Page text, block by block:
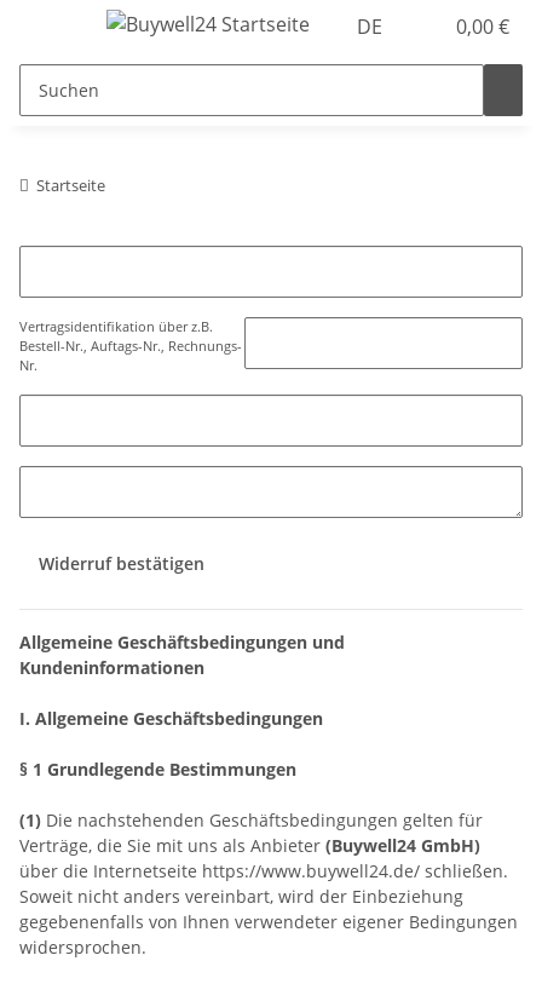
DE 0,00 €
Startseite
Vertragsidentifikation über z.B.
Bestell-Nr., Auftags-Nr., Rechnungs-
Nr.
Widerruf bestätigen
Allgemeine Geschäftsbedingungen und
Kundeninformationen
I. Allgemeine Geschäftsbedingungen
§ 1 Grundlegende Bestimmungen
(1) Die nachstehenden Geschäftsbedingungen gelten für
Verträge, die Sie mit uns als Anbieter (Buywell24 GmbH)
über die Internetseite https://www.buywell24.de/ schließen.
Soweit nicht anders vereinbart, wird der Einbeziehung
gegebenenfalls von Ihnen verwendeter eigener Bedingungen
widersprochen.